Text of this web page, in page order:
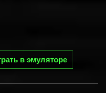
в эмуляторе